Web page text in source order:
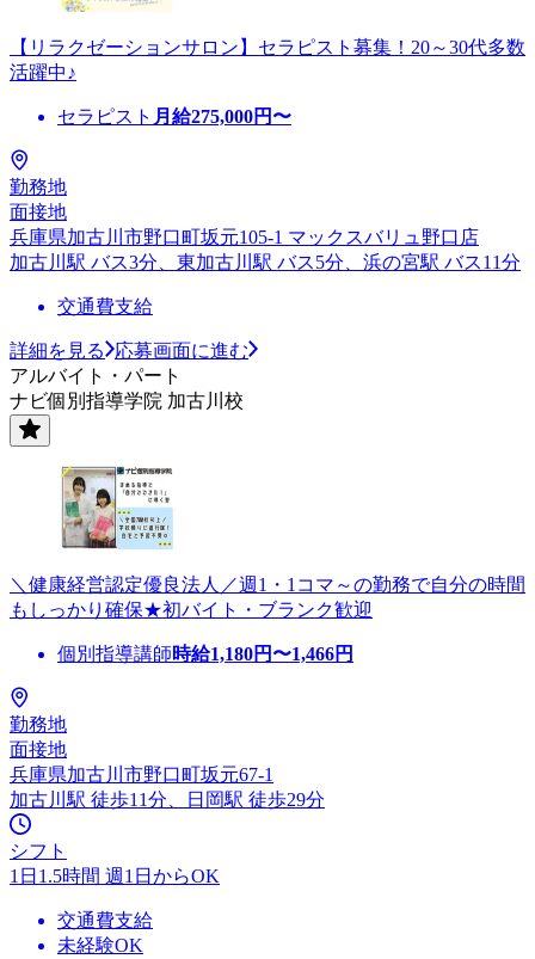
【リラクゼーションサロン】セラピスト募集！20～30代多数
活躍中♪
セラピスト 月給275,000円〜
勤務地
面接地
兵庫県加古川市野口町坂元105-1 マックスバリュ野口店
加古川駅 バス3分、東加古川駅 バス5分、浜の宮駅 バス11分
交通費支給
詳細を見る
応募画面に進む
アルバイト・パート
ナビ個別指導学院 加古川校
＼健康経営認定優良法人／週1・1コマ～の勤務で自分の時間
もしっかり確保★初バイト・ブランク歓迎
個別指導講師時給1,180円〜1,466円
勤務地
面接地
兵庫県加古川市野口町坂元67-1
加古川駅 徒歩11分、日岡駅 徒歩29分
シフト
1日1.5時間 週1日からOK
交通費支給
未経験OK